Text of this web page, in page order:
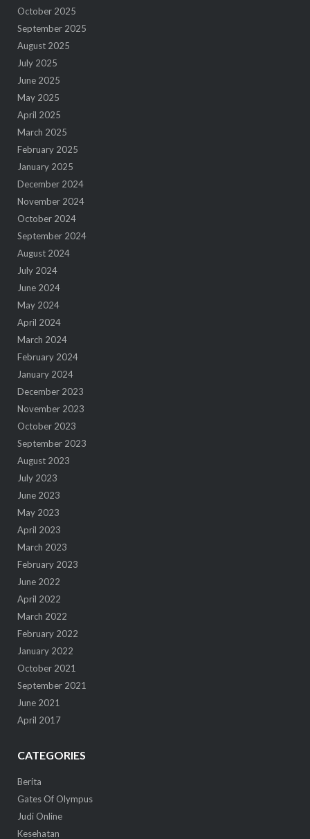
October 2025
September 2025
August 2025
July 2025
June 2025
May 2025
April 2025
March 2025
February 2025
January 2025
December 2024
November 2024
October 2024
September 2024
August 2024
July 2024
June 2024
May 2024
April 2024
March 2024
February 2024
January 2024
December 2023
November 2023
October 2023
September 2023
August 2023
July 2023
June 2023
May 2023
April 2023
March 2023
February 2023
June 2022
April 2022
March 2022
February 2022
January 2022
October 2021
September 2021
June 2021
April 2017
CATEGORIES
Berita
Gates Of Olympus
Judi Online
Kesehatan